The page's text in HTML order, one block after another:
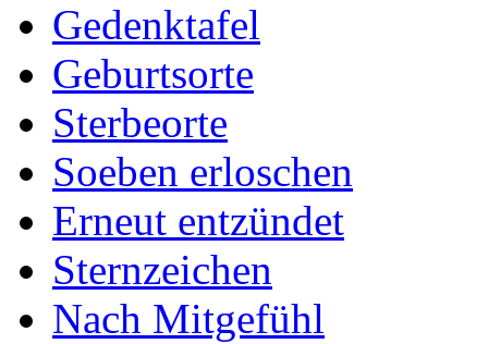
Gedenktafel
Geburtsorte
Sterbeorte
Soeben erloschen
Erneut entzündet
Sternzeichen
Nach Mitgefühl